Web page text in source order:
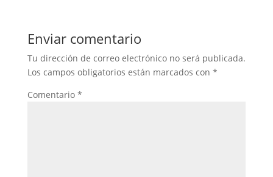
Enviar comentario
Tu dirección de correo electrónico no será publicada.
Los campos obligatorios están marcados con *
Comentario *